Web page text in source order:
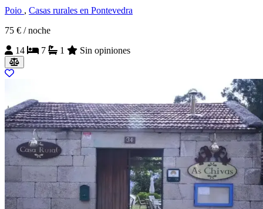
Poio , Casas rurales en Pontevedra
75 € / noche
14
7 1 Sin opiniones